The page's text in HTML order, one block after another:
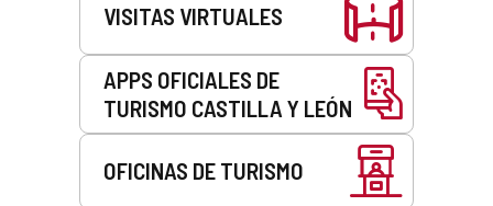
VISITAS VIRTUALES
APPS OFICIALES DE
TURISMO CASTILLA Y LEÓN
OFICINAS DE TURISMO